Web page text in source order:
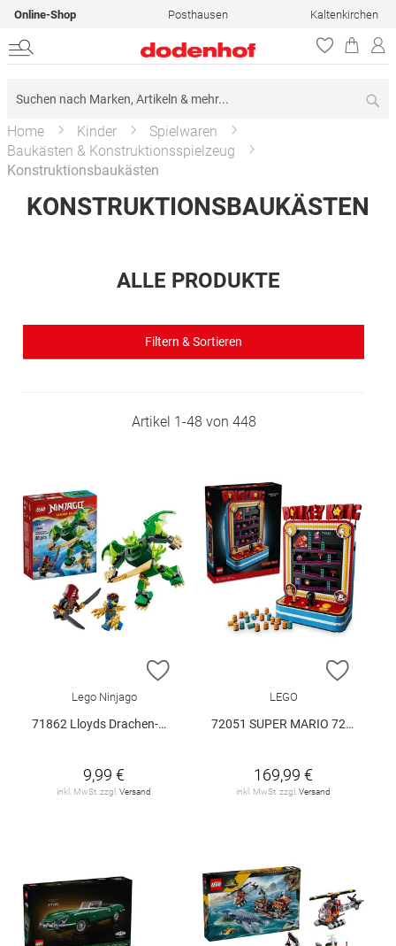
Online-Shop Posthausen Kaltenkirchen
Home Kinder
Spielwaren
Baukästen & Konstruktionsspielzeug
Konstruktionsbaukästen
KONSTRUKTIONSBAUKÄSTEN
ALLE PRODUKTE
Filtern & Sortieren
Artikel 1-48 von 448
ZUR WUNSCHLISTE HINZUFÜGEN
Lego Ninjago
71862 Lloyds Drachen-Mech Battle Set V29
9,99 €
inkl. MwSt. zzgl. Versand
ZUR
LEGO
72051 SUPER MARIO 72051 V29
169,99 €
inkl. MwSt. zzgl. Versand